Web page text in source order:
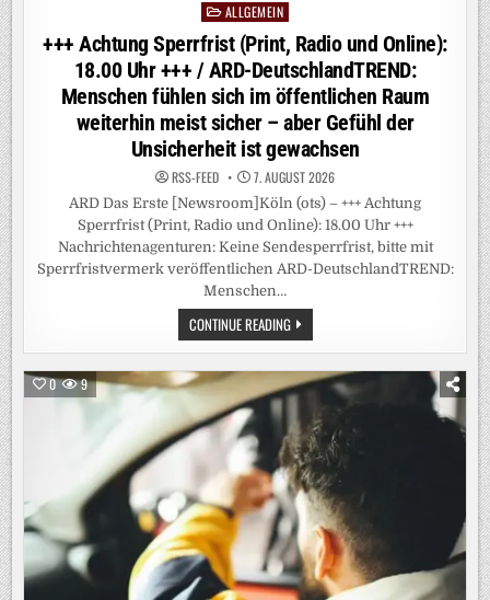
Posted
in
ALLGEMEIN
+++ Achtung Sperrfrist (Print, Radio und Online):
18.00 Uhr +++ / ARD-DeutschlandTREND:
Menschen fühlen sich im öffentlichen Raum
weiterhin meist sicher – aber Gefühl der
Unsicherheit ist gewachsen
RSS-FEED 7. AUGUST 2026
ARD Das Erste [Newsroom]Köln (ots) – +++ Achtung
Sperrfrist (Print, Radio und Online): 18.00 Uhr +++
Nachrichtenagenturen: Keine Sendesperrfrist, bitte mit
Sperrfristvermerk veröffentlichen ARD-DeutschlandTREND:
Menschen…
CONTINUE READING+++
ACHTUNG
SPERRFRIST
RADIO
UND
ONLINE):
18.00
UHR
+++
/
ARD-
DEUTSCHLANDTREND:
MENSCHEN
FÜHLEN
SICH
IM
ÖFFENTLICHEN
RAUM
WEITERHIN
0 9